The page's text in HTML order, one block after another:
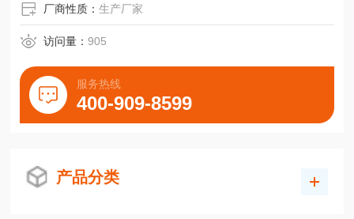
厂商性质：生产厂家
访问量：905
服务热线
400-909-8599
产品分类